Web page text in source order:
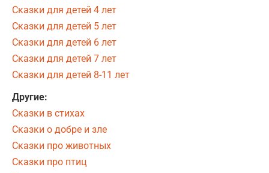
Сказки для детей 4 лет
Сказки для детей 5 лет
Сказки для детей 6 лет
Сказки для детей 7 лет
Сказки для детей 8-11 лет
Другие:
Сказки в стихах
Сказки о добре и зле
Сказки про животных
Сказки про птиц